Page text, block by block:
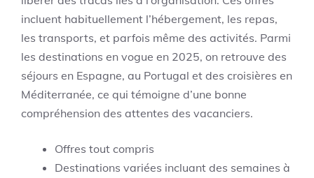
incluent habituellement l’hébergement, les repas,
les transports, et parfois même des activités. Parmi
les destinations en vogue en 2025, on retrouve des
séjours en Espagne, au Portugal et des croisières en
Méditerranée, ce qui témoigne d’une bonne
compréhension des attentes des vacanciers.
Offres tout compris
Destinations variées incluant des semaines à